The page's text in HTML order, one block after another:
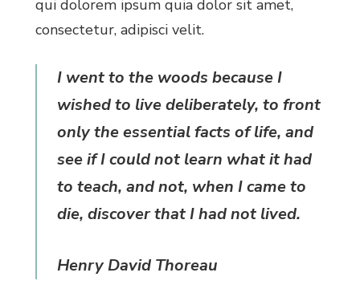
qui dolorem ipsum quia dolor sit amet,
consectetur, adipisci velit.
I went to the woods because I
wished to live deliberately, to front
only the essential facts of life, and
see if I could not learn what it had
to teach, and not, when I came to
die, discover that I had not lived.
Henry David Thoreau